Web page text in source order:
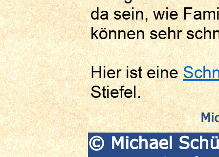
da sein, wie
können sehr
Hier ist eine
Stiefel.
© Michael